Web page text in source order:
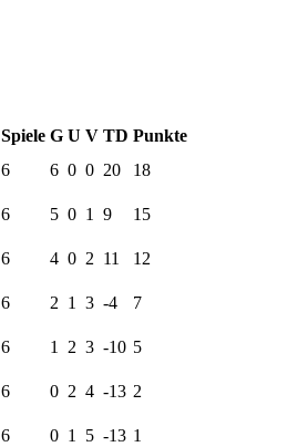
Spiele G U V TD Punkte
6 6 0 0 20 18
6 5 0 1 9 15
6 4 0 2 11 12
6 2 1 3 -4 7
6 1 2 3 -10 5
6 0 2 4 -13 2
6 0 1 5 -13 1